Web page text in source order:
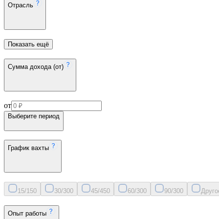
Отрасль
Показать ещё
Сумма дохода (от)
от
Выберите период
График вахты
15/150 30/300 45/450 60/300 90/300
Опыт работы